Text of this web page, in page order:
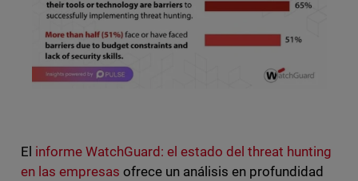
El informe WatchGuard: el estado del threat hunting
en las empresas ofrece un análisis en profundidad